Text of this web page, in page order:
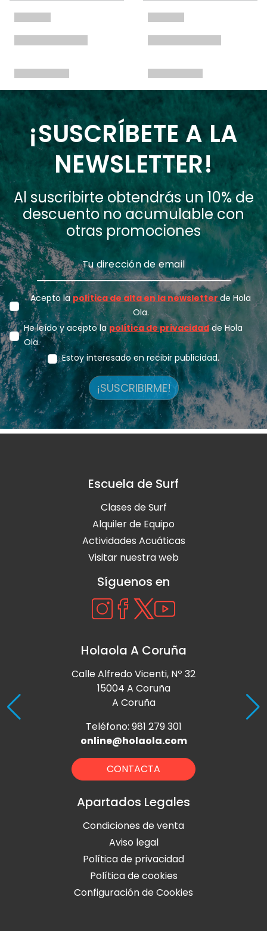
¡SUSCRÍBETE A LA
NEWSLETTER!
Al suscribirte obtendrás un 10% de
descuento no acumulable con
otras promociones
Acepto lapolítica de alta en la newsletter de Hola
Ola.
He leído y acepto lapolítica de privacidadde Hola
Ola.
Estoy interesado en recibir publicidad.
¡SUSCRIBIRME!
Escuela de Surf
Clases de Surf
Alquiler de Equipo
Actividades Acuáticas
Visitar nuestra web
Síguenos en
Holaola A Coruña
Calle Alfredo Vicenti, Nº 32
15004 A Coruña
A Coruña
Teléfono: 981 279 301
online@holaola.com
CONTACTA
Apartados Legales
Condiciones de venta
Aviso legal
Política de privacidad
Política de cookies
Configuración de Cookies